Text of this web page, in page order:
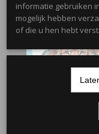
NAAM EN
informatie gebruiken
mogelijk hebben
of die u hen hebt